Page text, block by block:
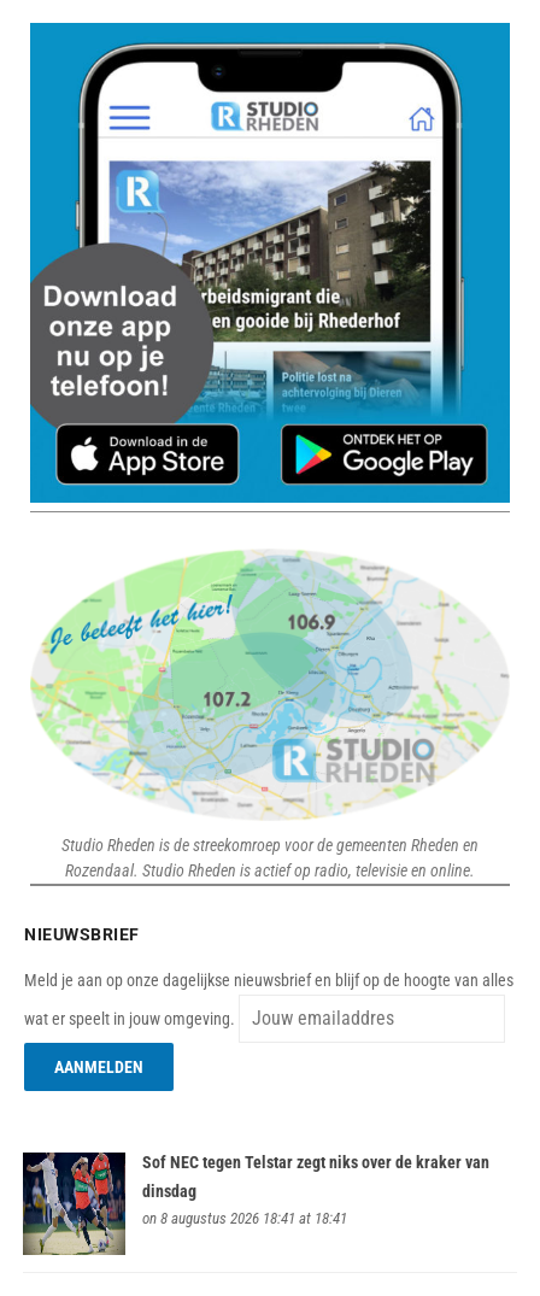
Studio Rheden is de streekomroep voor de gemeenten Rheden en
Rozendaal. Studio Rheden is actief op radio, televisie en online.
NIEUWSBRIEF
Meld je aan op onze dagelijkse nieuwsbrief en blijf op de hoogte van alles
wat er speelt in jouw omgeving.
Sof NEC tegen Telstar zegt niks over de kraker van
dinsdag
on 8 augustus 2026 18:41 at 18:41